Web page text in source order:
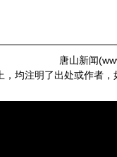
唐山新闻(
，均注明了出处或作者